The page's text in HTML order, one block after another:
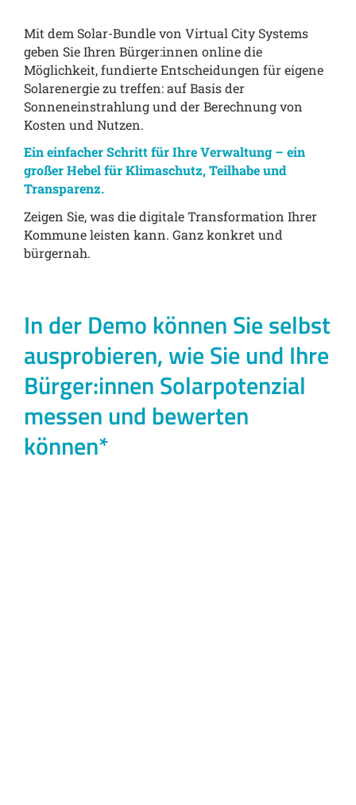
Mit dem Solar-Bundle von Virtual City Systems
geben Sie Ihren Bürger:innen online die
Möglichkeit, fundierte Entscheidungen für eigene
Solarenergie zu treffen: auf Basis der
Sonneneinstrahlung und der Berechnung von
Kosten und Nutzen.
Ein einfacher Schritt für Ihre Verwaltung – ein
großer Hebel für Klimaschutz, Teilhabe und
Transparenz.
Zeigen Sie, was die digitale Transformation Ihrer
Kommune leisten kann. Ganz konkret und
bürgernah.
In der Demo können Sie selbst
ausprobieren, wie Sie und Ihre
Bürger:innen Solarpotenzial
messen und bewerten
können*